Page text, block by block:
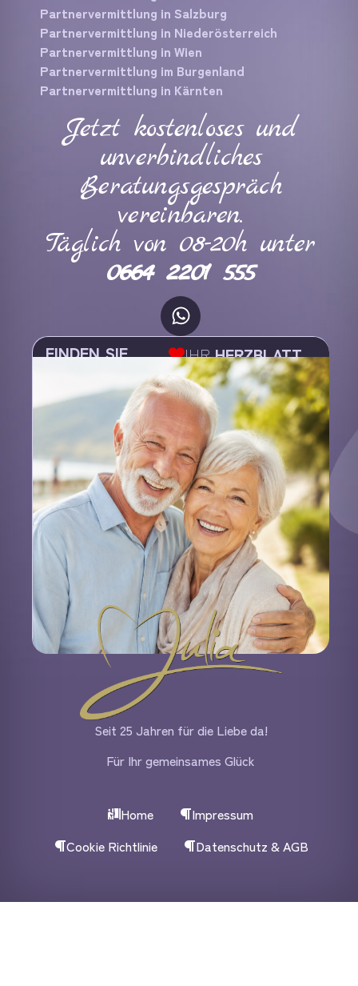
Partnervermittlung in Salzburg
Partnervermittlung in Niederösterreich
Partnervermittlung in Wien
Partnervermittlung im Burgenland
Partnervermittlung in Kärnten
Jetzt kostenloses und
unverbindliches
Beratungsgespräch
vereinbaren.
Täglich von 08-20h unter
0664 2201 555
FINDEN SIE IHRHERZBLATT
Seit 25 Jahren für die Liebe da!
Für Ihr gemeinsames Glück
Home
Impressum
Cookie Richtlinie
Datenschutz & AGB